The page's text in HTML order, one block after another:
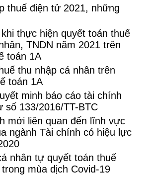
thuế điện tử 2021, những
thực hiện quyết toán thuế
TNDN năm 2021 trên
toán 1A
thu nhập cá nhân trên
toán 1A
minh báo cáo tài chính
số 133/2016/TT-BTC
mới liên quan đến lĩnh vực
ngành Tài chính có hiệu lực
nhân tự quyết toán thuế
mùa dịch Covid-19